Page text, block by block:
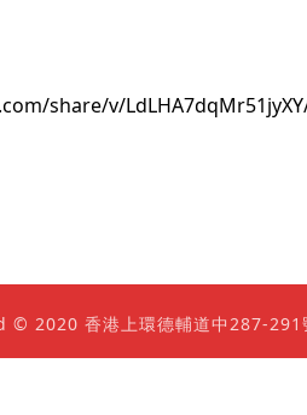
share/v/
2020 香港上環德輔道中287-291